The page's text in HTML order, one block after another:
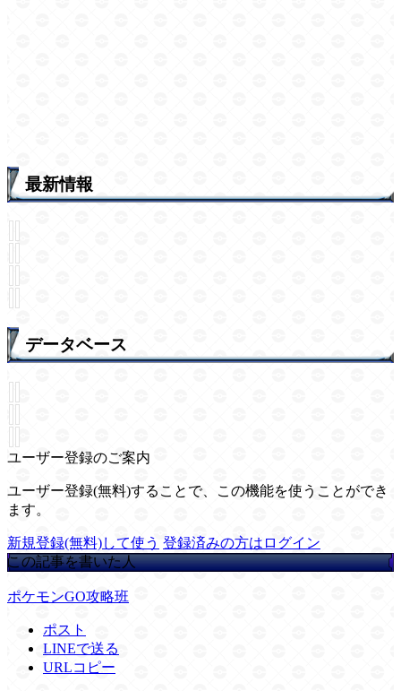
最新情報
データベース
ユーザー登録のご案内
ユーザー登録(無料)することで、この機能を使うことができ
ます。
新規登録(無料)して使う 登録済みの方はログイン
この記事を書いた人
ポケモンGO攻略班
ポスト
LINEで送る
URLコピー